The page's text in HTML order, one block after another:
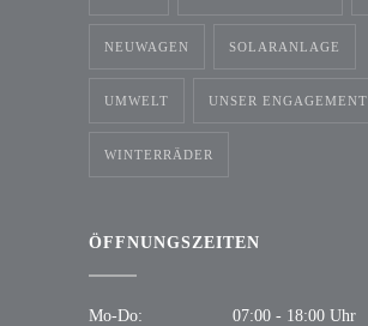
NEUWAGEN SOLARANLAGE
UMWELT UNSER ENGAGEMENT
WINTERRÄDER
ÖFFNUNGSZEITEN
Mo-Do:
07:00 - 18:00 Uhr